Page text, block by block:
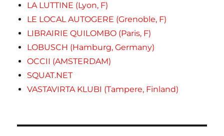
LA LUTTINE (Lyon, F)
LE LOCAL AUTOGERE (Grenoble, F)
LIBRAIRIE QUILOMBO (Paris, F)
LOBUSCH (Hamburg, Germany)
OCCII (AMSTERDAM)
SQUAT.NET
VASTAVIRTA KLUBI (Tampere, Finland)